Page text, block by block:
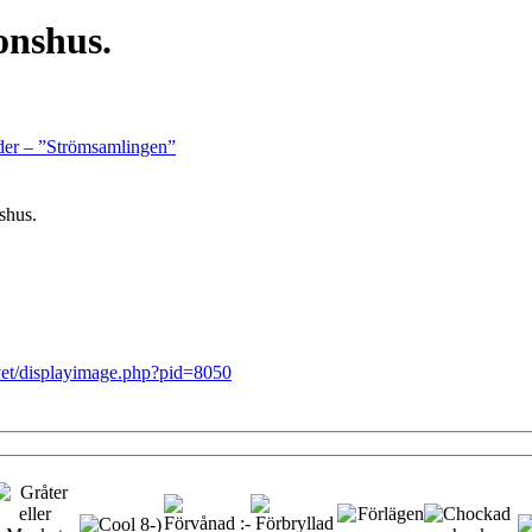
– ”Strömsamlingen”
displayimage.php?pid=8050